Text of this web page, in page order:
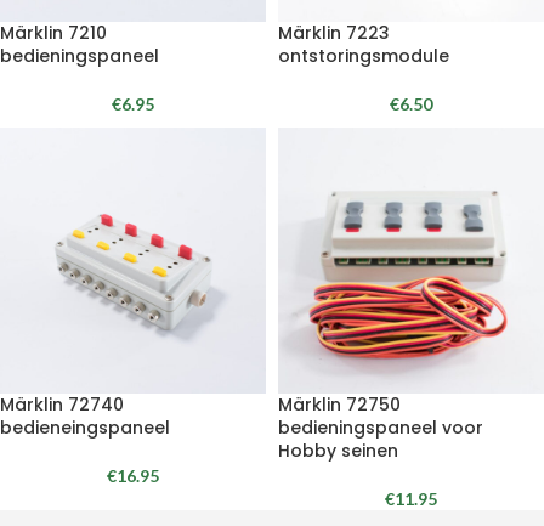
Märklin 7210
bedieningspaneel
€6.95
Märklin 7223
ontstoringsmodule
€6.50
Märklin 72740
bedieneingspaneel
€16.95
Märklin 72750
bedieningspaneel voor
Hobby seinen
€11.95